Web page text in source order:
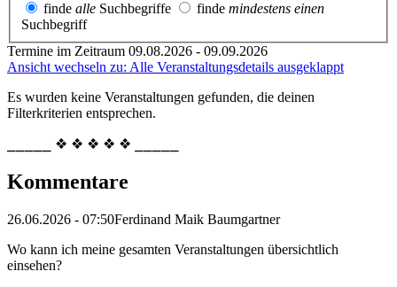
finde alle Suchbegriffe finde mindestens einen
Suchbegriff
Termine im Zeitraum 09.08.2026 - 09.09.2026
Ansicht wechseln zu: Alle Veranstaltungsdetails ausgeklappt
Es wurden keine Veranstaltungen gefunden, die deinen
Filterkriterien entsprechen.
⎯⎯⎯⎯⎯ ❖ ❖ ❖ ❖ ❖ ⎯⎯⎯⎯⎯
Kommentare
26.06.2026 - 07:50Ferdinand Maik Baumgartner
Wo kann ich meine gesamten Veranstaltungen übersichtlich
einsehen?